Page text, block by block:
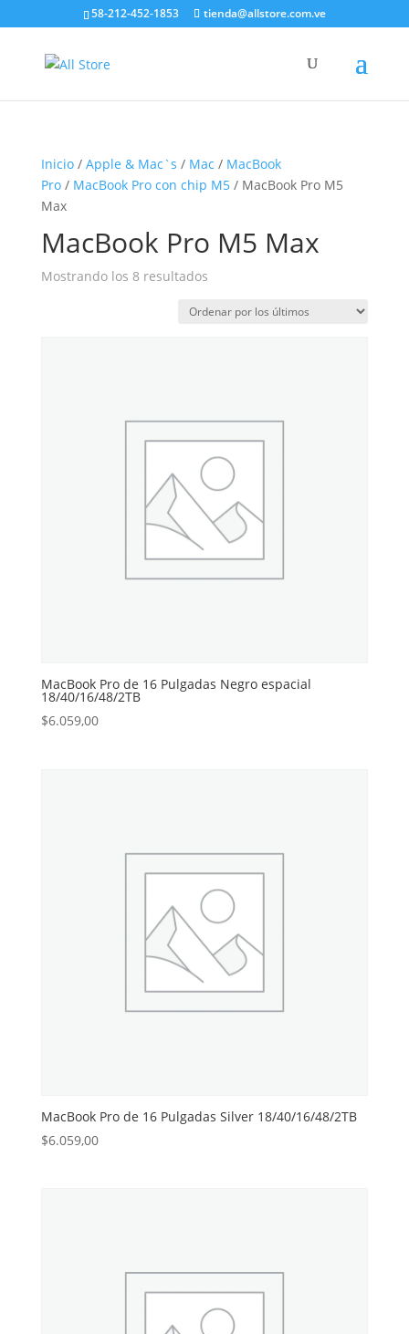
58-212-452-1853 tienda@allstore.com.ve
Inicio/ Apple & Mac`s / Mac / MacBook
Pro/ MacBook Pro con chip M5/ MacBook Pro M5
Max
MacBook Pro M5 Max
Mostrando los 8 resultadosOrdenado
los
MacBook Pro de 16 Pulgadas Negro espacial
18/40/16/48/2TB
$6.059,00
MacBook Pro de 16 Pulgadas Silver 18/40/16/48/2TB
$6.059,00